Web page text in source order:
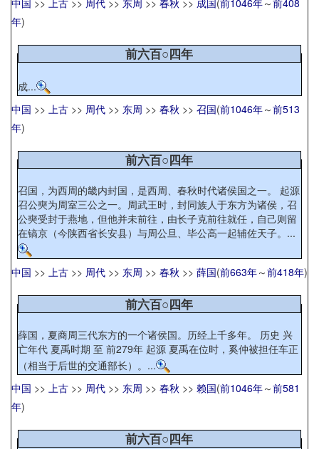
中国 >> 上古 >> 周代 >> 东周 >> 春秋 >> 成国(前1046年～前408
年)
前六百○四年
成...
中国 >> 上古 >> 周代 >> 东周 >> 春秋 >> 召国(前1046年～前513
年)
前六百○四年
召国，为西周的畿内封国，是西周、春秋时代诸侯国之一。 起源
召公奭为周室三公之一。周武王时，封同族人于东方为诸侯，召
公奭受封于燕地，但他并未前往，由长子克前往就任，自己则留
在镐京（今陕西省长安县）与周公旦、毕公高一起辅佐天子。...
中国 >> 上古 >> 周代 >> 东周 >> 春秋 >> 薛国(前663年～前418年)
前六百○四年
薛国，夏商周三代东方的一个诸侯国。历经上千多年。 历史 兴
亡年代 夏禹时期 至 前279年 起源 夏禹在位时，奚仲被担任车正
（相当于后世的交通部长）。...
中国 >> 上古 >> 周代 >> 东周 >> 春秋 >> 赖国(前1046年～前581
年)
前六百○四年